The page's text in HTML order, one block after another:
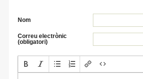
Nom
Correu electrònic
(obligatori)